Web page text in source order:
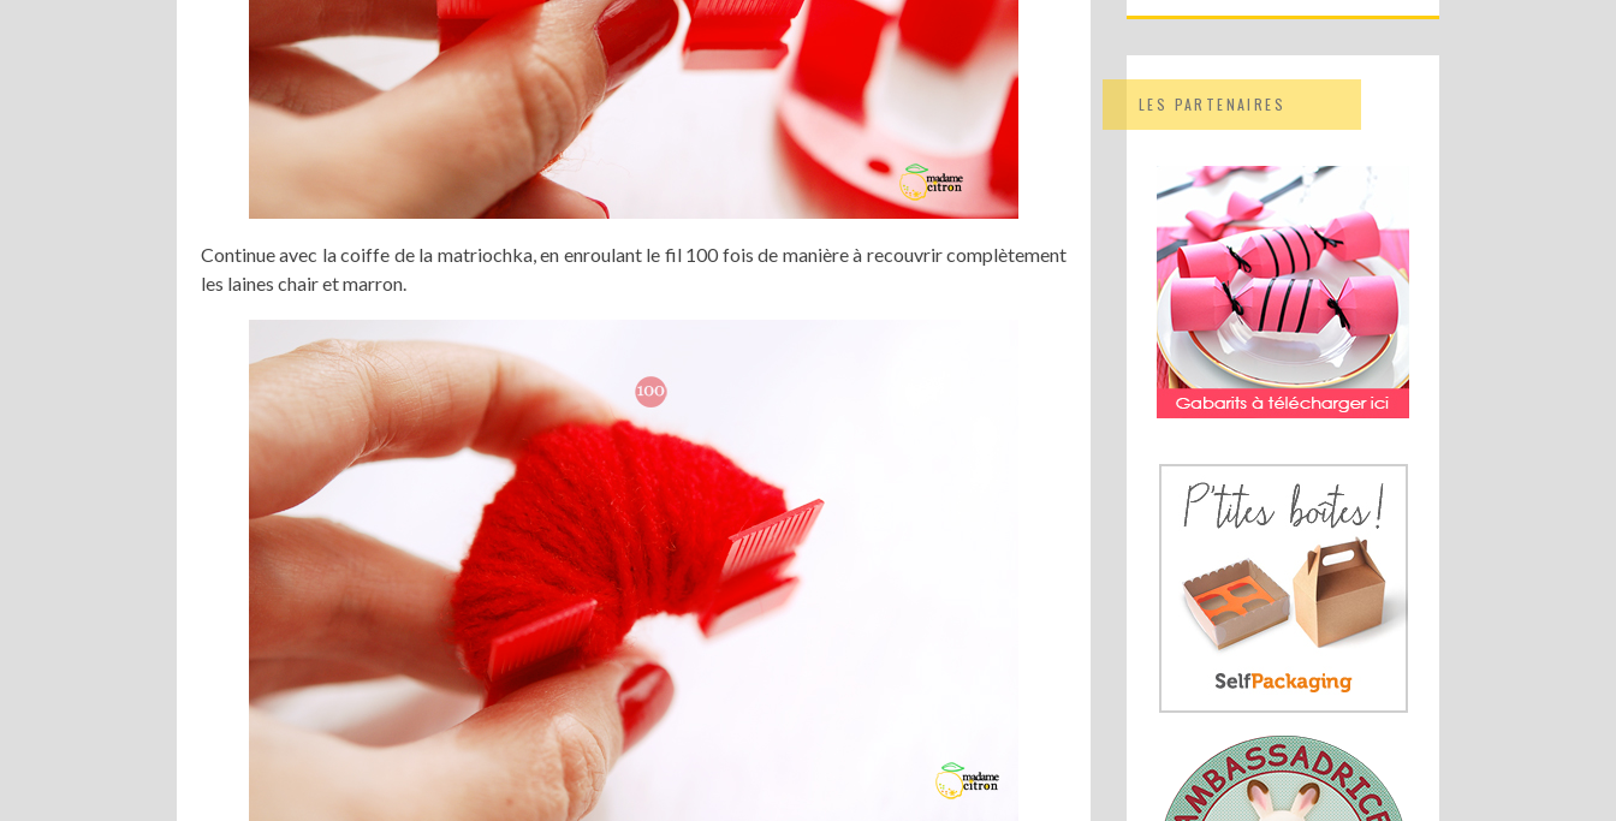
Continue avec la coiffe de la matriochka, en enroulant le fil 100 fois de manière à recouvrir complètement
les laines chair et marron.
LES PARTENAIRES